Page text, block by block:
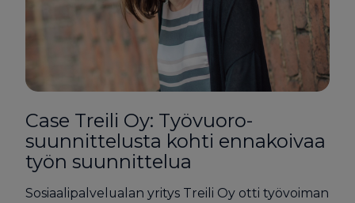
Case Treili Oy: Työ­vuoro­
suunnittelusta kohti ennakoivaa
työn suunnittelua
Sosiaalipalvelualan yritys Treili Oy otti työvoiman